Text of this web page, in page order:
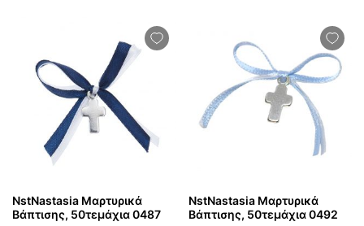
NstNastasia Μαρτυρικά
Βάπτισης, 50τεμάχια 0487
NstNastasia Μαρτυρικά
Βάπτισης, 50τεμάχια 0492